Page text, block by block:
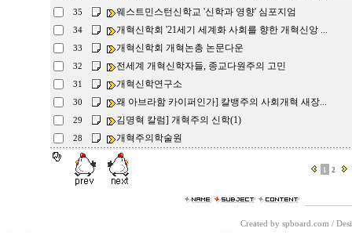
35 웨스트민스턴신학교 '신학과 영향' 심포지엄
34 개혁신학회 '21세기 세계화 사회를 향한 개혁신앙 ...
33 개혁신학회 개혁논총 논문다운
32 전세계 개혁신학자들, 종교다원주의 고민
31 개혁신학연구소
30 왜 아브라함 카이퍼인가] 칼뱅주의 사회개혁 새장...
29 김명혁 칼럼] 개혁주의 신학(1)
28 개혁주의학술원
1 2
Created by spboard.com /